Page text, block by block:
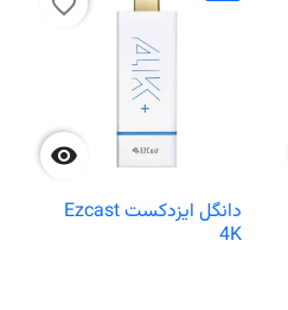

دانگل ایزدکست Ezcast
4K